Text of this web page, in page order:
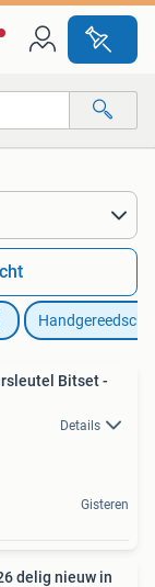
Bitset -
Details
Gisteren
delig nieuw in